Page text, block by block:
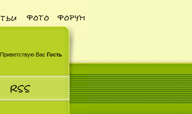
Приветствую Вас Гость